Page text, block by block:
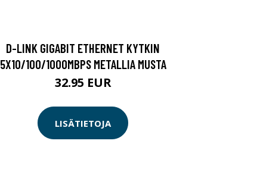
D-LINK GIGABIT ETHERNET KYTKIN
5X10/100/1000MBPS METALLIA MUSTA
32.95 EUR
LISÄTIETOJA